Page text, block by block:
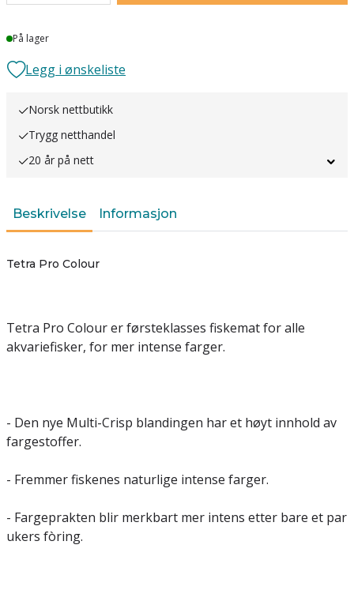
Lager
På lager
Legg i ønskeliste
Norsk nettbutikk
Trygg netthandel
20 år på nett
Beskrivelse Informasjon
Tetra Pro Colour
Tetra Pro Colour er førsteklasses fiskemat for alle
akvariefisker, for mer intense farger.
- Den nye Multi-Crisp blandingen har et høyt innhold av
fargestoffer.
- Fremmer fiskenes naturlige intense farger.
- Fargeprakten blir merkbart mer intens etter bare et par
ukers fòring.